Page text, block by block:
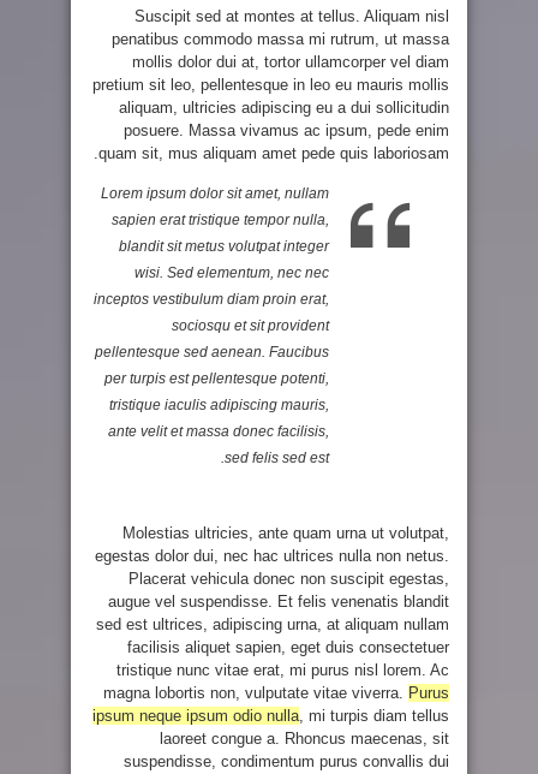
Suscipit sed at montes at tellus. Aliquam nisl
penatibus commodo massa mi rutrum, ut massa
mollis dolor dui at, tortor ullamcorper vel diam
pretium sit leo, pellentesque in leo eu mauris mollis
aliquam, ultricies adipiscing eu a dui sollicitudin
posuere. Massa vivamus ac ipsum, pede enim
quam sit, mus aliquam amet pede quis laboriosam.
Lorem ipsum dolor sit amet, nullam
sapien erat tristique tempor nulla,
blandit sit metus volutpat integer
wisi. Sed elementum, nec nec
inceptos vestibulum diam proin erat,
sociosqu et sit provident
pellentesque sed aenean. Faucibus
per turpis est pellentesque potenti,
tristique iaculis adipiscing mauris,
ante velit et massa donec facilisis,
sed felis sed est.
Molestias ultricies, ante quam urna ut volutpat,
egestas dolor dui, nec hac ultrices nulla non netus.
Placerat vehicula donec non suscipit egestas,
augue vel suspendisse. Et felis venenatis blandit
sed est ultrices, adipiscing urna, at aliquam nullam
facilisis aliquet sapien, eget duis consectetuer
tristique nunc vitae erat, mi purus nisl lorem. Ac
magna lobortis non, vulputate vitae viverra. Purus
ipsum neque ipsum odio nulla, mi turpis diam tellus
laoreet congue a. Rhoncus maecenas, sit
suspendisse, condimentum purus convallis dui